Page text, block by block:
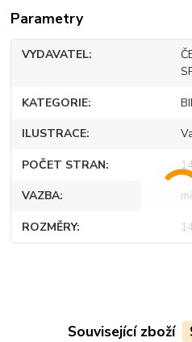
Parametry
VYDAVATEL
KATEGORIE
ILUSTRACE
POČET STRAN
VAZBA
ROZMĚRY
Související zboží